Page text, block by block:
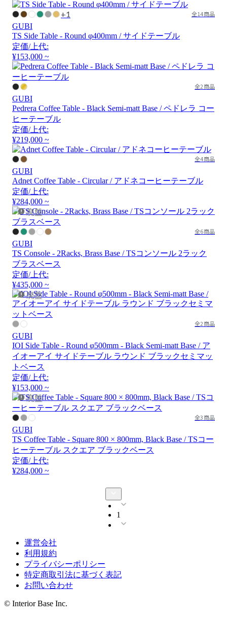
+1 全14商品
GUBI
TS Side Table - Round φ400mm / サイドテーブル
定価/上代:
¥153,000 ~
全2商品
GUBI
Pedrera Coffee Table - Black Semi-matt Base / ペドレラ コー
ヒーテーブル
定価/上代:
¥219,000 ~
全4商品
GUBI
Adnet Coffee Table - Circular / アドネコーヒーテーブル
定価/上代:
¥284,000 ~
廃盤
全6商品
GUBI
TS Console - 2Racks, Brass Base / TSコンソール 2ラック
ブラスベース
定価/上代:
¥435,000 ~
廃盤
全2商品
GUBI
IOI Side Table - Round φ500mm - Black Semi-matt Base / ア
イオーアイ サイドテーブル ラウンド ブラックセミマッ
トベース
定価/上代:
¥153,000 ~
廃盤
全3商品
GUBI
TS Coffee Table - Square 800 × 800mm, Black Base / TSコー
ヒーテーブル スクエア ブラックベース
定価/上代:
¥284,000 ~
1
運営会社
利用規約
プライバシーポリシー
特定商取引法に基づく表記
お問い合わせ
© Interior Base Inc.